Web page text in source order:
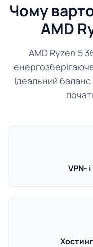
Чому
AMD
AMD Ryzen 5
Ідеальний баланс
VPN-